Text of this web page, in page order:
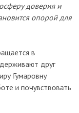
доверия и
опорой для
в
друг
Гумаровну
и почувствовать